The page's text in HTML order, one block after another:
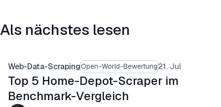
Als nächstes lesen
Web-Data-ScrapingOpen-World-Bewertung21. Jul
Top 5 Home-Depot-Scraper im
Benchmark-Vergleich